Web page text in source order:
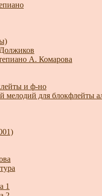
А. Комарова
и ф-но
мелодий для блокфлейты
1